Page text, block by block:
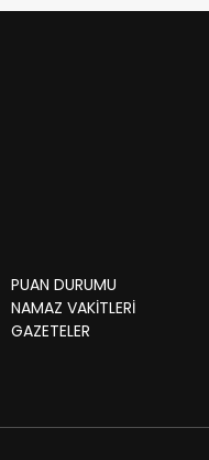
PUAN DURUMU
NAMAZ VAKİTLERİ
GAZETELER